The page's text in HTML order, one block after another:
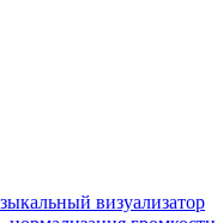
визуализатор